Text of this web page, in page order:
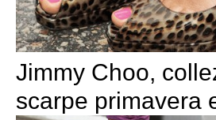
Jimmy Choo,
scarpe primavera